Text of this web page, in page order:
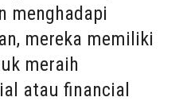
menghadapi
mereka memiliki
meraih
atau financial